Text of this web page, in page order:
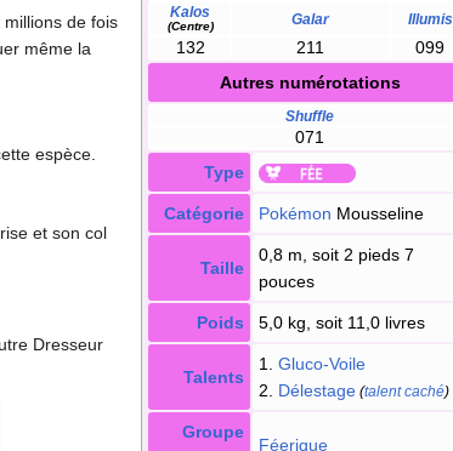
Kalos
(Centre) Galar Illumis
132 211
099
Autres numérotations
Shuffle
071
Type
Catégorie Pokémon Mousseline
Taille
0,8 m, soit 2 pieds 7
pouces
Poids 5,0 kg, soit 11,0 livres
Talents
1. Gluco-Voile
2. Délestage (talent caché)
Groupe
Féerique
de fois
même la
espèce.
et son col
Dresseur